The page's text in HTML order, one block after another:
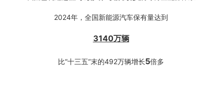
2024年，全国新能源汽车保有量达到
3140万辆
比“十三五”末的492万辆增长5倍多